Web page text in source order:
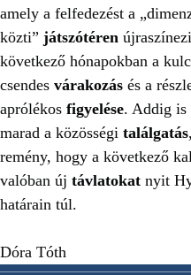
amely a felfedezést a
közti” játszótéren
következő hónapokban a
csendes várakozás és a
aprólékos figyelése. Addig is
marad a közösségi találgatás
remény, hogy a következő
valóban új távlatokat nyit
határain túl.
Dóra Tóth